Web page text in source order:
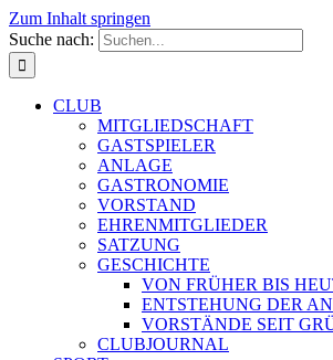
Zum Inhalt springen
Suche nach:
CLUB
MITGLIEDSCHAFT
GASTSPIELER
ANLAGE
GASTRONOMIE
VORSTAND
EHRENMITGLIEDER
SATZUNG
GESCHICHTE
VON FRÜHER BIS
ENTSTEHUNG DER
VORSTÄNDE SEIT
CLUBJOURNAL